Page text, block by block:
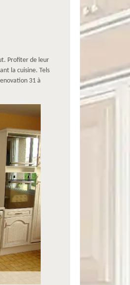
Profiter de leur
la cuisine. Tels
31 à